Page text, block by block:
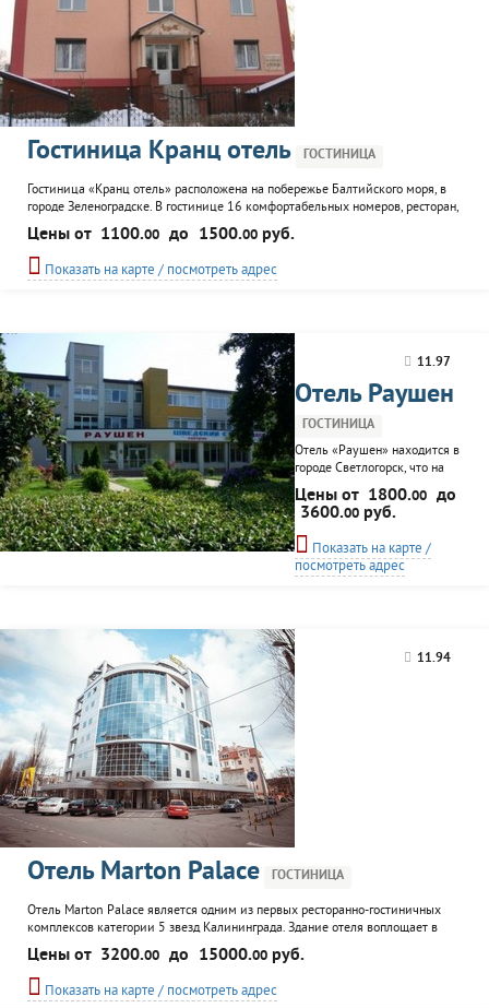
Гостиница Кранц отель ГОСТИНИЦА
Гостиница «Кранц отель» расположена на побережье Балтийского моря, в
городе Зеленоградске. В гостинице 16 комфортабельных номеров, ресторан,
конференц-зал, большая летняя беседка с мангалом, прокат велосипедов,
проводятся лечебные процедуры. Расслабиться и сделать отдых более
полноценным поможет SPA-зона с бассейном.
Цены от 1100.00 до 1500.00 руб.
Показать на карте / посмотреть адрес
11.97
Отель Раушен
ГОСТИНИЦА
Отель «Раушен» находится в
городе Светлогорск, что на
побережье Балтийского
моря. Гостям предлагаются
комфортабельные номера
различных категорий с
удобствами, SPA-студия,
ресторан, услуги прачечной и
лечение по различным
Цены от 1800.00 до
3600.00 руб.
Показать на карте /
посмотреть адрес
11.94
Отель Marton Palace ГОСТИНИЦА
Отель Marton Palace является одним из первых ресторанно-гостиничных
комплексов категории 5 звезд Калининграда. Здание отеля воплощает в
себе роскошь, уют, гостеприимство. На восьми этажах комплекса находятся:
номера; ресторан, который предлагает своим гостям отведать как
настоящую европейскую, так и средиземноморскую кухню; лобби-бар.
Гостям предоставляются услуги: аренда автомобиля, морские
Цены от 3200.00 до 15000.00 руб.
Показать на карте / посмотреть адрес